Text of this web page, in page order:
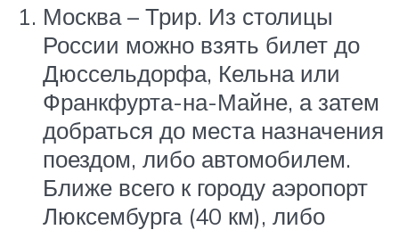
Москва – Трир. Из столицы
России можно взять билет до
Дюссельдорфа, Кельна или
Франкфурта-на-Майне, а затем
добраться до места назначения
поездом, либо автомобилем.
Ближе всего к городу аэропорт
Люксембурга (40 км), либо